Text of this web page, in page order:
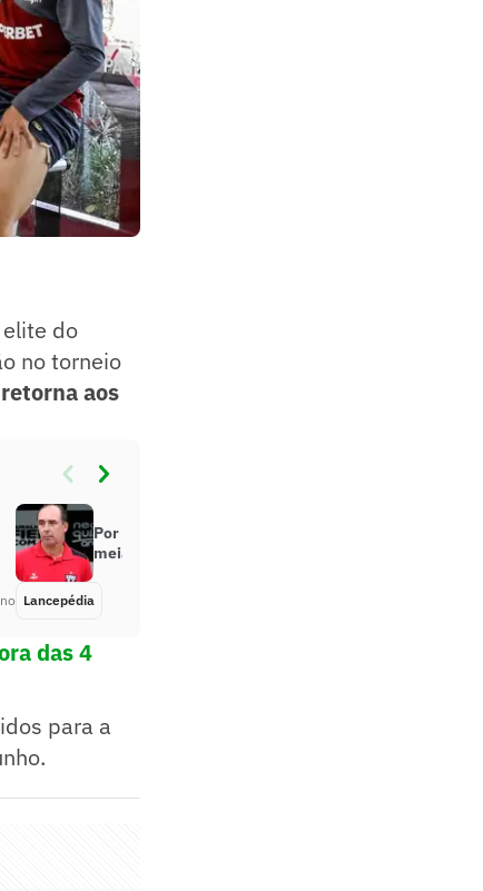
do
no torneio
aos
Por onde anda Paulo Baier, ex-
meia do futebol nacional?
Lancepédia
das 4
para a